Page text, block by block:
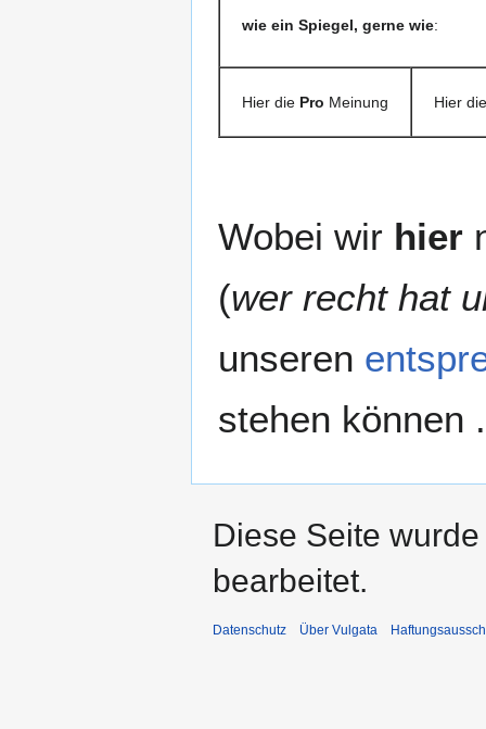
wie ein Spiegel, gerne wie:
Hier die Pro Meinung Hier
Wobei wir hier
(wer recht hat
unseren
stehen können
Diese Seite
bearbeitet.
Datenschutz Über Vulgata